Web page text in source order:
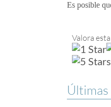
Es posible
Valora